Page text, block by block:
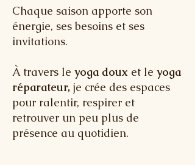
Chaque saison apporte son
énergie, ses besoins et ses
invitations.
À travers le yoga doux et le yoga
réparateur, je crée des espaces
pour ralentir, respirer et
retrouver un peu plus de
présence au quotidien.